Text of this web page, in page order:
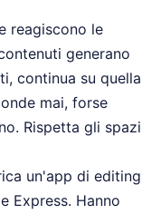
reagiscono le
generano
continua su quella
mai, forse
Rispetta gli spazi
un'app di editing
Express. Hanno